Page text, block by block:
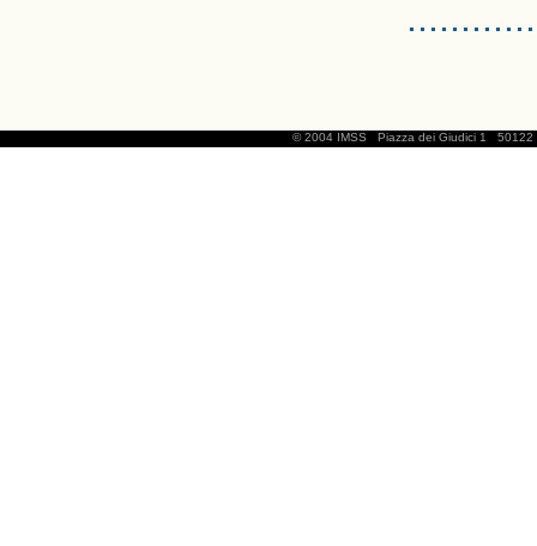
© 2004 IMSS Piazza dei Giudici 1 50122